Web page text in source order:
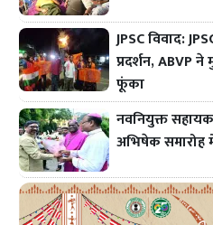
JPSC विवाद:
प्रदर्शन, ABVP
फूंका
नवनियुक्त
अभिषेक समारोह